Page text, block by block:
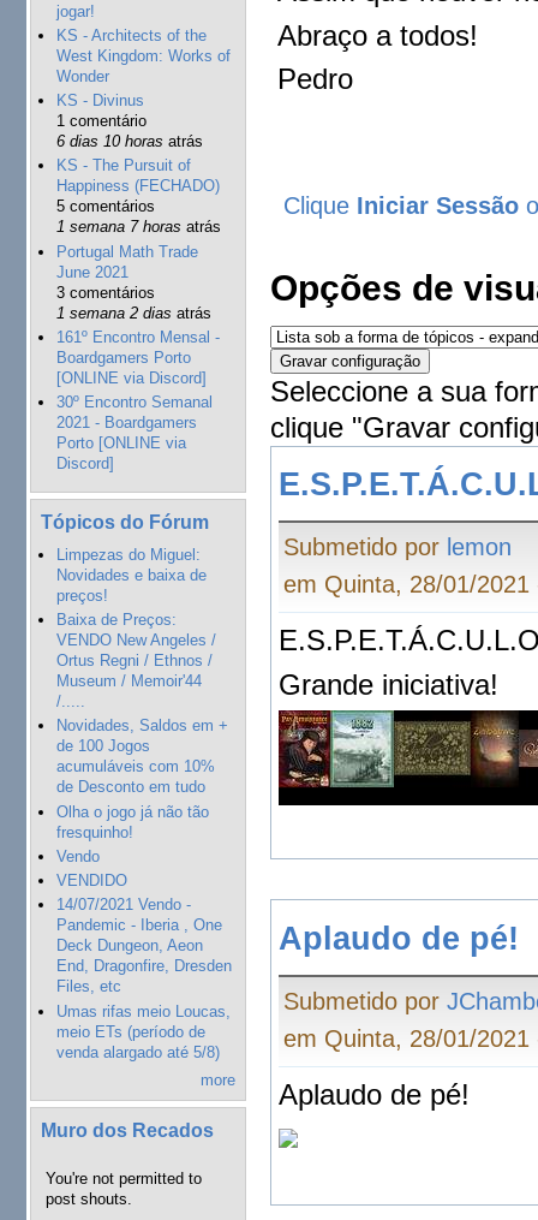
jogar!
KS - Architects of the
West Kingdom: Works of
Wonder
KS - Divinus
1 comentário
6 dias 10 horas atrás
KS - The Pursuit of
Happiness (FECHADO)
5 comentários
1 semana 7 horas atrás
Portugal Math Trade
June 2021
3 comentários
1 semana 2 dias atrás
161º Encontro Mensal -
Boardgamers Porto
[ONLINE via Discord]
30º Encontro Semanal
2021 - Boardgamers
Porto [ONLINE via
Discord]
Tópicos do Fórum
Limpezas do Miguel:
Novidades e baixa de
preços!
Baixa de Preços:
VENDO New Angeles /
Ortus Regni / Ethnos /
Museum / Memoir'44
/.....
Novidades, Saldos em +
de 100 Jogos
acumuláveis com 10%
de Desconto em tudo
Olha o jogo já não tão
fresquinho!
Vendo
VENDIDO
14/07/2021 Vendo -
Pandemic - Iberia , One
Deck Dungeon, Aeon
End, Dragonfire, Dresden
Files, etc
Umas rifas meio Loucas,
meio ETs (período de
venda alargado até 5/8)
more
Muro dos Recados
You're not permitted to
post shouts.
Abraço a todos!
Pedro
Clique Iniciar Sessão
Opções de
Seleccione a sua
clique "Gravar
Submetido por lemon
em Quinta, 28/01/2021
Grande iniciativa!
Aplaudo de pé!
Submetido por
em Quinta, 28/01/2021
Aplaudo de pé!